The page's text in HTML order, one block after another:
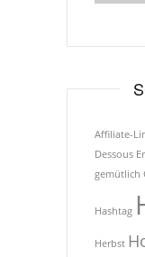
Affiliate-
Dessous
gemütlich
Hashtag
Herbst